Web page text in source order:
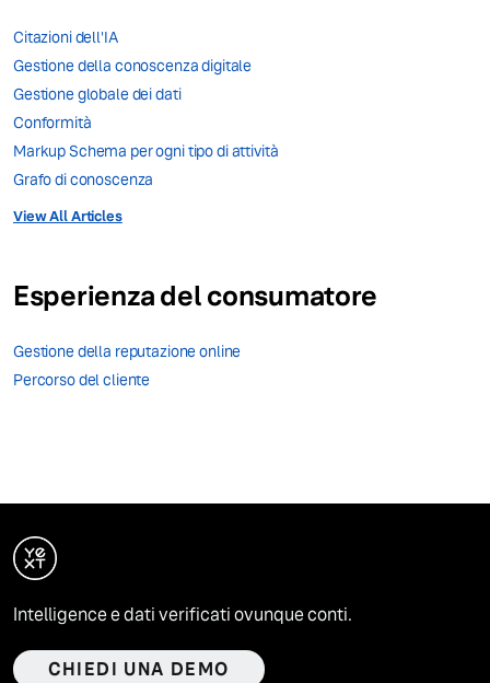
Citazioni dell'IA
Gestione della conoscenza digitale
Gestione globale dei dati
Conformità
Markup Schema per ogni tipo di attività
Grafo di conoscenza
View All Articles
Esperienza del consumatore
Gestione della reputazione online
Percorso del cliente
Intelligence e dati verificati ovunque conti.
CHIEDI UNA DEMO